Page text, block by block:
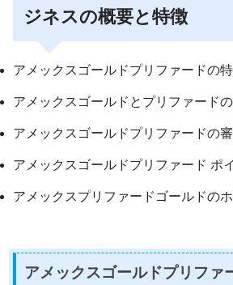
ジネスの概要と特徴
アメックスゴールドプリファードの
アメックスゴールドとプリファード
アメックスゴールドプリファードの
アメックスゴールドプリファード ポ
アメックスプリファードゴールドの
アメックスゴールドプリファ